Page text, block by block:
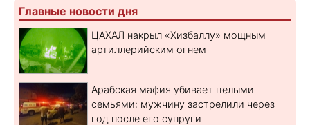
Главные новости дня
ЦАХАЛ накрыл «Хизбаллу» мощным
артиллерийским огнем
Арабская мафия убивает целыми
семьями: мужчину застрелили через
год после его супруги